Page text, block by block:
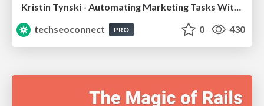
techseoconnect
PRO 0 430